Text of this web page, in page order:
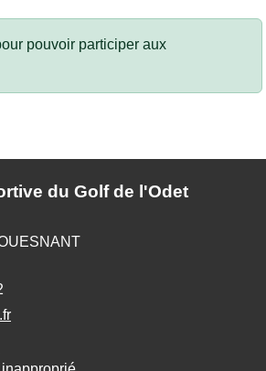
pouvoir participer aux
du Golf de l'Odet